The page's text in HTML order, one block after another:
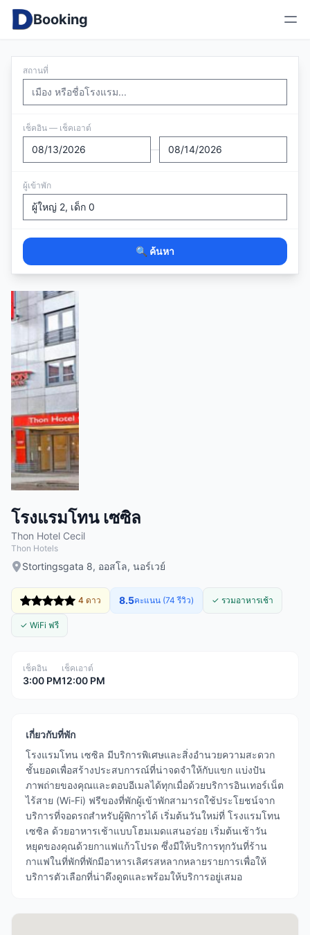
Booking
สถานที่
เช็คอิน — เช็คเอาต์
—
ผู้เข้าพัก
🔍 ค้นหา
โรงแรมโทน เซซิล
Thon Hotel Cecil
Thon Hotels
Stortingsgata 8, ออสโล, นอร์เวย์
4 ดาว 8.5คะแนน (74 รีวิว) ✓ รวมอาหารเช้า
✓ WiFi ฟรี
เช็คอิน
3:00 PM
เช็คเอาต์
12:00 PM
เกี่ยวกับที่พัก
โรงแรมโทน เซซิล มีบริการพิเศษและสิ่งอำนวยความสะดวก
ชั้นยอดเพื่อสร้างประสบการณ์ที่น่าจดจำให้กับแขก แบ่งปัน
ภาพถ่ายของคุณและตอบอีเมลได้ทุกเมื่อด้วยบริการอินเทอร์เน็ต
ไร้สาย (Wi-Fi) ฟรีของที่พักผู้เข้าพักสามารถใช้ประโยชน์จาก
บริการที่จอดรถสำหรับผู้พิการได้ เริ่มต้นวันใหม่ที่ โรงแรมโทน
เซซิล ด้วยอาหารเช้าแบบโฮมเมดแสนอร่อย เริ่มต้นเช้าวัน
หยุดของคุณด้วยกาแฟแก้วโปรด ซึ่งมีให้บริการทุกวันที่ร้าน
กาแฟในที่พักที่พักมีอาหารเลิศรสหลากหลายรายการเพื่อให้
บริการตัวเลือกที่น่าดึงดูดและพร้อมให้บริการอยู่เสมอ